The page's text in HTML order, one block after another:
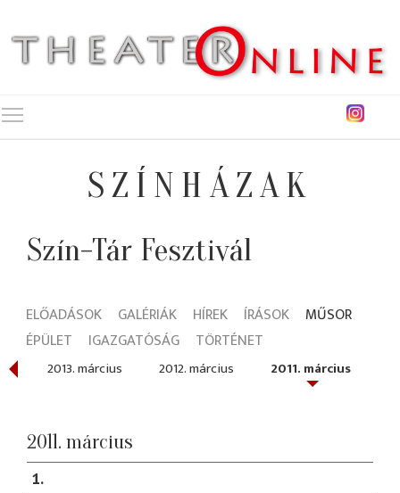
SZÍNHÁZAK
Szín-Tár Fesztivál
ELŐADÁSOK GALÉRIÁK HÍREK ÍRÁSOK
MŰSOR
ÉPÜLET
IGAZGATÓSÁG TÖRTÉNET
2013. március 2012. március 2011. március
2011. március
1